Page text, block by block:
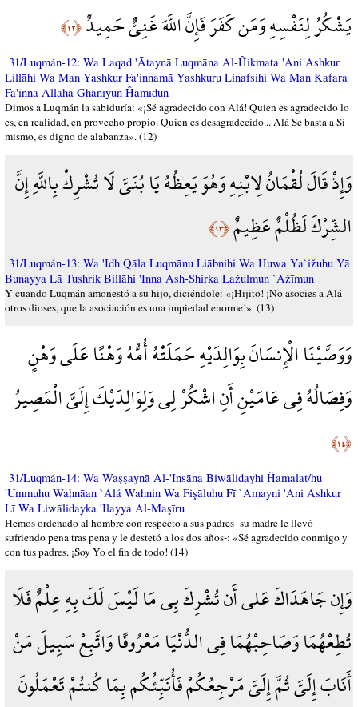
يَشْكُرُ لِنَفْسِهِ وَمَن كَفَرَ فَإِنَّ اللَّهَ غَنِيٌّ حَمِيدٌ﴿١٢﴾
31/Luqmán-12: Wa Laqad 'Ātaynā Luqmāna Al-Ĥikmata 'Ani Ashkur
Lillāhi Wa Man Yashkur Fa'innamā Yashkuru Linafsihi Wa Man Kafara
Fa'inna Allāha Ghanīyun Ĥamīdun
Dimos a Luqmán la sabiduría: «¡Sé agradecido con Alá! Quien es agradecido lo
es, en realidad, en provecho propio. Quien es desagradecido... Alá Se basta a Sí
mismo, es digno de alabanza». (12)
وَإِذْ قَالَ لُقْمَانُ لِابْنِهِ وَهُوَ يَعِظُهُ يَا بُنَيَّ لَا تُشْرِكْ بِاللَّهِ إِنَّ
الشِّرْكَ لَظُلْمٌ عَظِيمٌ﴿١٣﴾
31/Luqmán-13: Wa 'Idh Qāla Luqmānu Liābnihi Wa Huwa Ya`ižuhu Yā
Bunayya Lā Tushrik Billāhi 'Inna Ash-Shirka Lažulmun `Ažīmun
Y cuando Luqmán amonestó a su hijo, diciéndole: «¡Hijito! ¡No asocies a Alá
otros dioses, que la asociación es una impiedad enorme!». (13)
وَوَصَّيْنَا الْإِنسَانَ بِوَالِدَيْهِ حَمَلَتْهُ أُمُّهُ وَهْنًا عَلَى وَهْنٍ
وَفِصَالُهُ فِي عَامَيْنِ أَنِ اشْكُرْ لِي وَلِوَالِدَيْكَ إِلَيَّ الْمَصِيرُ
﴿١٤﴾
31/Luqmán-14: Wa Waşşaynā Al-'Insāna Biwālidayhi Ĥamalat/hu
'Ummuhu Wahnāan `Alá Wahnin Wa Fişāluhu Fī `Āmayni 'Ani Ashkur
Lī Wa Liwālidayka 'Ilayya Al-Maşīru
Hemos ordenado al hombre con respecto a sus padres -su madre le llevó
sufriendo pena tras pena y le destetó a los dos años-: «Sé agradecido conmigo y
con tus padres. ¡Soy Yo el fin de todo! (14)
وَإِن جَاهَدَاكَ عَلى أَن تُشْرِكَ بِي مَا لَيْسَ لَكَ بِهِ عِلْمٌ فَلَا
تُطِعْهُمَا وَصَاحِبْهُمَا فِي الدُّنْيَا مَعْرُوفًا وَاتَّبِعْ سَبِيلَ مَنْ
أَنَابَ إِلَيَّ ثُمَّ إِلَيَّ مَرْجِعُكُمْ فَأُنَبِّئُكُم بِمَا كُنتُمْ تَعْمَلُونَ